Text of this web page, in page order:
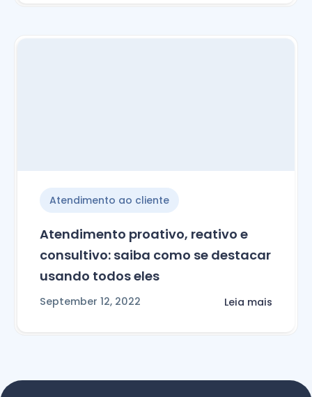
Atendimento ao cliente
Atendimento proativo, reativo e
consultivo: saiba como se destacar
usando todos eles
September 12, 2022 Leia mais